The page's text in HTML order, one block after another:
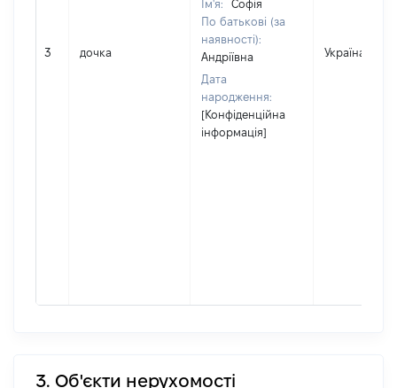
3 дочка
Ім'я:
Софія
По батькові (за
наявності):
Андріївна
Дата
народження:
[Конфіденційна
інформація]
Україна
3. Об'єкти нерухомості